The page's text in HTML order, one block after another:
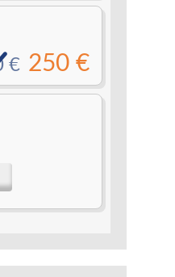
250 €
280 €